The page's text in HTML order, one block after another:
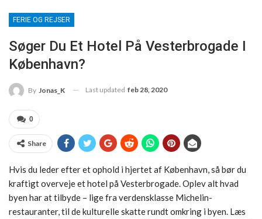
FERIE OG REJSER
Søger Du Et Hotel På Vesterbrogade I
København?
By Jonas_K Last updated feb 28, 2020
0
Share
Hvis du leder efter et ophold i hjertet af København, så bør du
kraftigt overveje et hotel på Vesterbrogade. Oplev alt hvad
byen har at tilbyde – lige fra verdensklasse Michelin-
restauranter, til de kulturelle skatte rundt omkring i byen. Læs